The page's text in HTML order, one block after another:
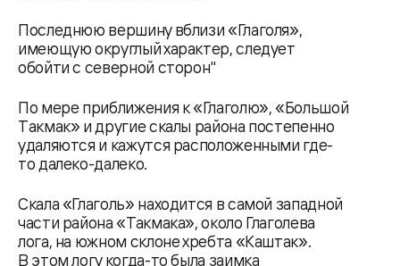
Последнюю вершину вблизи «Глаголя»,
имеющую округлый характер, следует
обойти с северной сторон"
По мере приближения к «Глаголю», «Большой
Tакмак» и другие скалы района постепенно
удаляются и кажутся расположенными где-
то далеко-далеко.
Скала «Глаголь» находится в самой западной
части района «Такмака», около Глаголева
лога, на южном склоне хребта «Каштак».
В этом логу когда-то была заимка